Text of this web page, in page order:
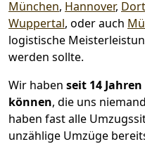
München, Hannover,
Wuppertal, oder auch
logistische
werden sollte.
Wir haben seit 14
können, die uns
haben fast alle
unzählige Umzüge